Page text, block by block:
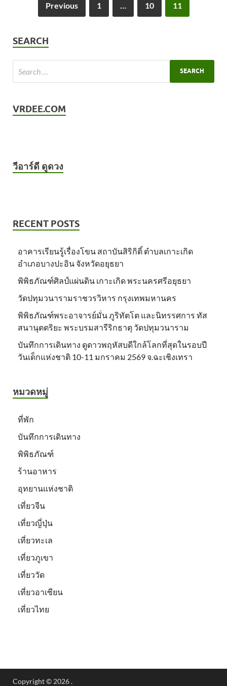
Previous 1 10 11
SEARCH
VRDEE.COM
วีอาร์ดี ดูดวง
RECENT POSTS
อาคารเรียนรู้เรื่องโขน สถาบันสิริกิติ์ ตำบลเกาะเกิด
อำเภอบางปะอิน จังหวัดอยุธยา
พิพิธภัณฑ์ศิลป์แผ่นดิน เกาะเกิด พระนครศรีอยุธยา
วัดปทุมวนารามราชวรวิหาร กรุงเทพมหานคร
พิพิธภัณฑ์พระอาจารย์มั่น ภูริทัตโต และนิทรรศการ ทัส
สนานุตตริยะ พระบรมสารีริกธาตุ วัดปทุมวนาราม
บันทึกการเดินทาง ดูดาวพฤหัสบดีใกล้โลกที่สุดในรอบปี
วันเด็กแห่งชาติ 10-11 มกราคม 2569 จ.ฉะเชิงเทรา
หมวดหมู่
ที่พัก
บันทึกการเดินทาง
พิพิธภัณฑ์
ร้านอาหาร
อุทยานแห่งชาติ
เที่ยวจีน
เที่ยวญี่ปุ่น
เที่ยวทะเล
เที่ยวภูเขา
เที่ยววัด
เที่ยวอาเซียน
เที่ยวไทย
Copyright © 2026.